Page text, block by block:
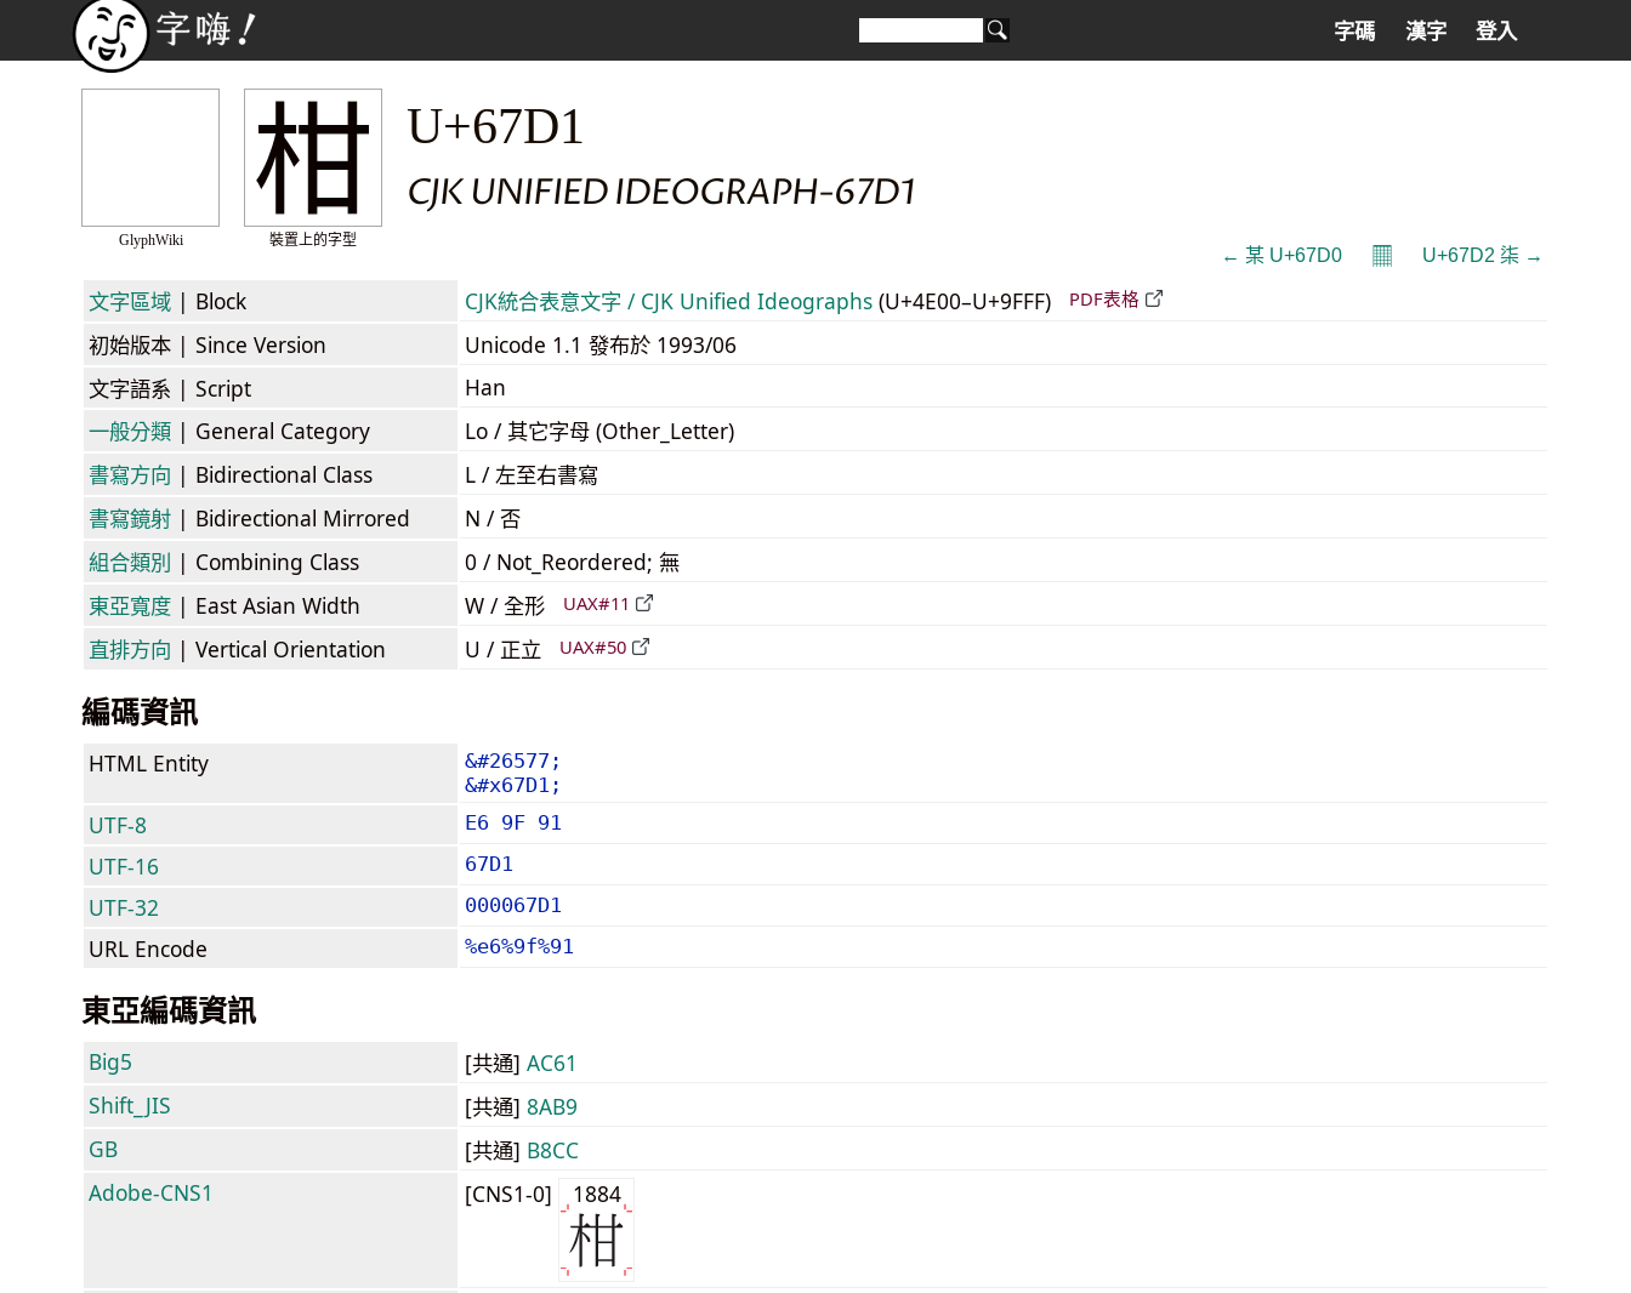
字碼 漢字 登入
GlyphWiki
柑
裝置上的字型
U+67D1
CJK UNIFIED IDEOGRAPH-67D1
← 某 U+67D0 𝄜 U+67D2 柒 →
文字區域 | Block CJK統合表意文字 / CJK Unified Ideographs (U+4E00–U+9FFF) PDF表格
初始版本 | Since Version
Unicode 1.1 發布於 1993/06
文字語系 | Script
Han
一般分類 | General Category
Lo / 其它字母 (Other_Letter)
書寫方向 | Bidirectional Class
L / 左至右書寫
書寫鏡射 | Bidirectional Mirrored
N / 否
組合類別 | Combining Class
0 / Not_Reordered; 無
東亞寬度 | East Asian Width W / 全形 UAX#11
直排方向 | Vertical Orientation U / 正立 UAX#50
編碼資訊
HTML Entity
&#26577;
&#x67D1;
UTF-8 E6 9F 91
UTF-16 67D1
UTF-32 000067D1
URL Encode %e6%9f%91
東亞編碼資訊
Big5 [共通] AC61
Shift_JIS
[共通] 8AB9
GB
[共通] B8CC
Adobe-CNS1
[CNS1-0] 1884